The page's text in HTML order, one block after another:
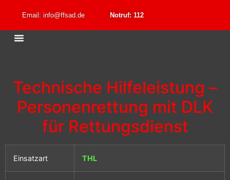
Email: info@ffsad.de Notruf: 112
Technische Hilfeleistung –
Personenrettung mit DLK
für Rettungsdienst
Einsatzart THL